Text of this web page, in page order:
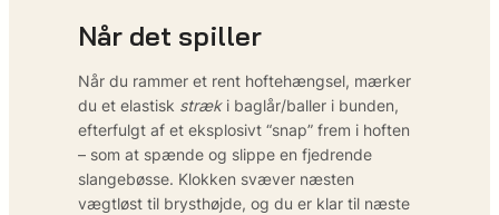
Når det spiller
Når du rammer et rent hoftehængsel, mærker
du et elastisk stræki baglår/baller i bunden,
efterfulgt af et eksplosivt “snap” frem i hoften
– som at spænde og slippe en fjedrende
slangebøsse. Klokken svæver næsten
vægtløst til brysthøjde, og du er klar til næste